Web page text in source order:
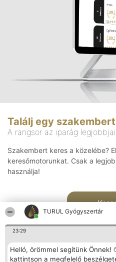
TURUL Gyógyszertár
23:29
Helló, örömmel segítünk Önnek!
kattintson a megfelelő
Találj egy szakembert
A rangsor az iparág
Szakembert keres a közelébe?
keresőmotorunkat. Csak a
használja!